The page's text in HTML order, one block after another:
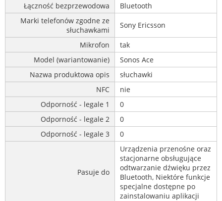
Łączność bezprzewodowa
Bluetooth
Marki telefonów zgodne ze
słuchawkami
Sony Ericsson
Mikrofon
tak
Model (wariantowanie)
Sonos Ace
Nazwa produktowa opis
słuchawki
NFC
nie
Odporność - legale 1
0
Odporność - legale 2
0
Odporność - legale 3
0
Pasuje do
Urządzenia przenośne oraz
stacjonarne obsługujące
odtwarzanie dźwięku przez
Bluetooth, Niektóre funkcje
specjalne dostępne po
zainstalowaniu aplikacji